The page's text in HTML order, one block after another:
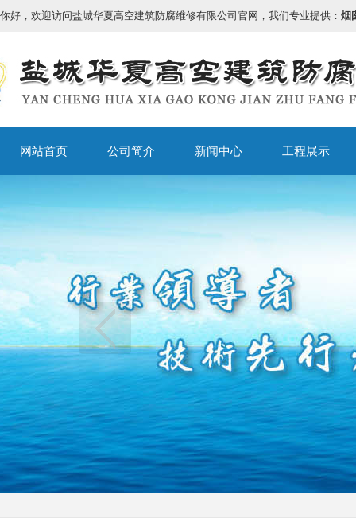
你好，欢迎访问盐城华夏高空建筑防腐维修有限公司官网，我们专业提供： 烟
网站首页 公司简介 新闻中心 工程展示